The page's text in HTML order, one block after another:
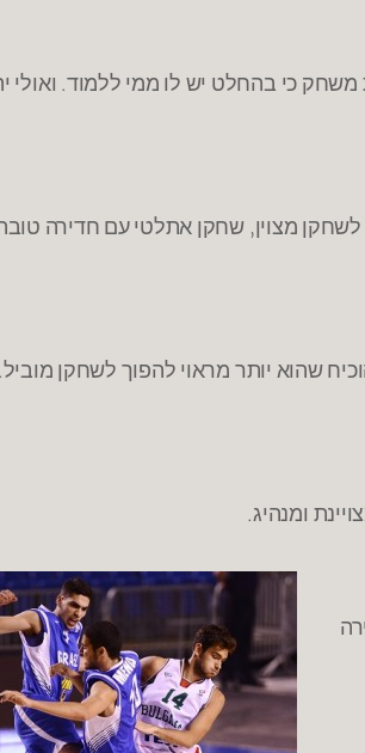
משחק כי בהחלט יש לו ממי ללמוד. ואולי
לשחקן מצוין, שחקן אתלטי עם חדירה
שהוא יותר מראוי להפוך לשחקן
ומנהיג.